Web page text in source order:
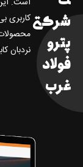
شرکتی
پترو
فولاد
غرب
کاربری
نردبان